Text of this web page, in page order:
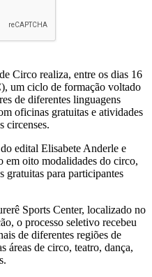
Circo realiza, entre os dias 16
um ciclo de formação voltado
de diferentes linguagens
oficinas gratuitas e atividades
circenses.
edital Elisabete Anderle e
em oito modalidades do circo,
gratuitas para participantes
Sports Center, localizado no
o processo seletivo recebeu
de diferentes regiões de
áreas de circo, teatro, dança,